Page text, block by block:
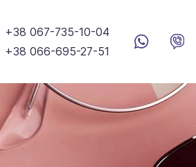
+38 067-735-10-04
+38 066-695-27-51